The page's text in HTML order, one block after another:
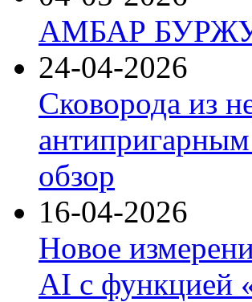
АМБАР
24-04-2026
Сковорода из
обзор
16-04-2026
Новое
AI с функцией